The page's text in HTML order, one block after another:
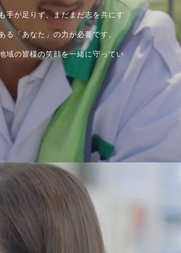
手が足りず、まだまだ志を共にす
る「あなた」の力が必要です。
域の皆様の笑顔を一緒に守ってい